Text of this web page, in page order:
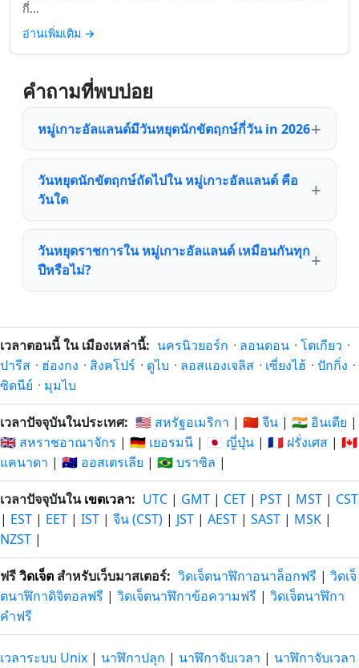
กี่...
อ่านเพิ่มเติม →
คำถามที่พบบ่อย
หมู่เกาะอัลแลนด์มีวันหยุดนักขัตฤกษ์กี่วัน in 2026
วันหยุดนักขัตฤกษ์ถัดไปใน หมู่เกาะอัลแลนด์ คือ
วันใด
วันหยุดราชการใน หมู่เกาะอัลแลนด์ เหมือนกันทุก
ปีหรือไม่?
เวลาตอนนี้ ใน เมืองเหล่านี้: นครนิวยอร์ก · ลอนดอน · โตเกียว ·
ปารีส · ฮ่องกง · สิงคโปร์ · ดูไบ · ลอสแองเจลิส · เซี่ยงไฮ้ · ปักกิ่ง ·
ซิดนีย์ · มุมไบ
เวลาปัจจุบันในประเทศ: 🇺🇸 สหรัฐอเมริกา | 🇨🇳 จีน | 🇮🇳 อินเดีย |
🇬🇧 สหราชอาณาจักร | 🇩🇪 เยอรมนี | 🇯🇵 ญี่ปุ่น | 🇫🇷 ฝรั่งเศส | 🇨🇦
แคนาดา | 🇦🇺 ออสเตรเลีย | 🇧🇷 บราซิล |
เวลาปัจจุบันในเขตเวลา: UTC | GMT | CET | PST | MST | CST
| EST | EET | IST | จีน (CST) | JST | AEST | SAST | MSK |
NZST |
ฟรีวิดเจ็ต สำหรับเว็บมาสเตอร์: วิดเจ็ตนาฬิกาอนาล็อกฟรี | วิดเจ็
ตนาฬิกาดิจิตอลฟรี | วิดเจ็ตนาฬิกาข้อความฟรี | วิดเจ็ตนาฬิกา
คำฟรี
เวลาระบบ Unix | นาฬิกาปลุก | นาฬิกาจับเวลา | นาฬิกาจับเวลา